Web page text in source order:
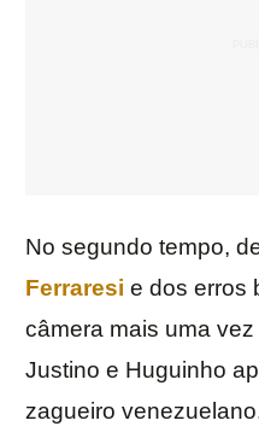
No segundo tempo,
Ferraresi e dos erros
câmera mais uma
Justino e Huguinho
zagueiro